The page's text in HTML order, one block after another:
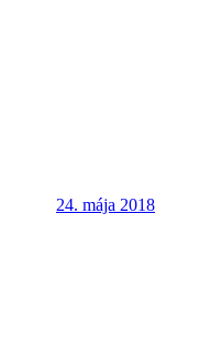
24. mája 2018